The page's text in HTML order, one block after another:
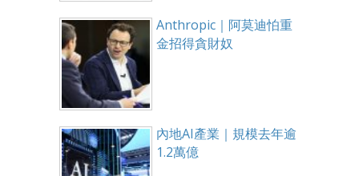
Anthropic｜阿莫迪怕重
金招得貪財奴
內地AI產業｜規模去年逾
1.2萬億